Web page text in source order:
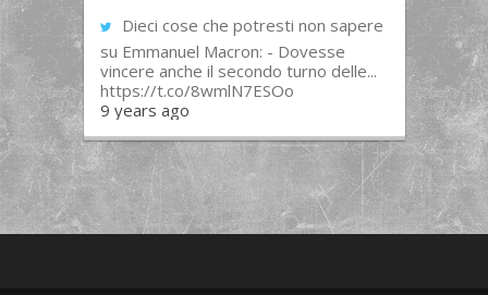
Dieci cose che potresti non sapere
su Emmanuel Macron: - Dovesse
vincere anche il secondo turno delle...
https://t.co/8wmlN7ESOo
9 years ago